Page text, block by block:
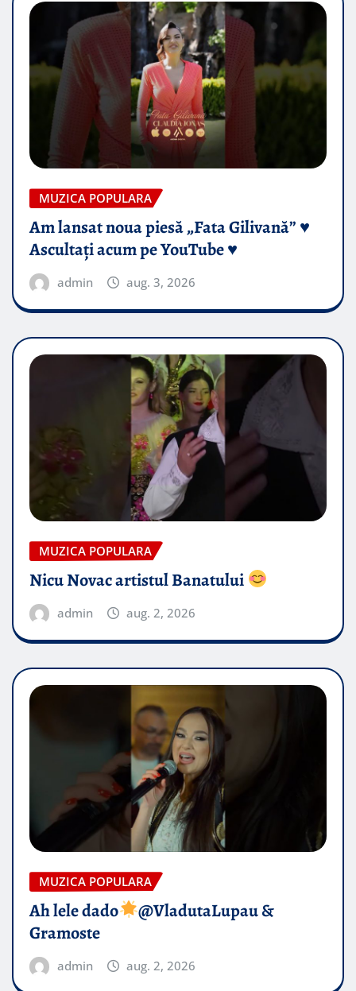
MUZICA POPULARA
Am lansat noua piesă „Fata Gilivană” ♥️
Ascultați acum pe YouTube ♥️
admin aug. 3, 2026
MUZICA POPULARA
Nicu Novac artistul Banatului
admin aug. 2, 2026
MUZICA POPULARA
Ah lele dado​
@VladutaLupau &
Gramoste
admin aug. 2, 2026